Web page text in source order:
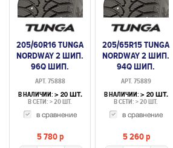
205/60R16 TUNGA
NORDWAY 2 ШИП.
96Q ШИП.
АРТ. 75888
В НАЛИЧИИ: > 20 ШТ.
В СЕТИ: > 20 ШТ.
в сравнение
5 780p
205/65R15 TUNGA
NORDWAY 2 ШИП.
94Q ШИП.
АРТ. 75889
В НАЛИЧИИ: > 20 ШТ.
В СЕТИ: > 20 ШТ.
в сравнение
5 260p